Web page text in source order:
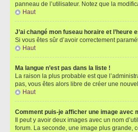
panneau de l’utilisateur. Notez que la
Haut
J’ai changé mon fuseau horaire et l’heure
Si vous êtes sûr d’avoir correctement
Haut
Ma langue n’est pas dans la liste !
La raison la plus probable est que
pas, vous êtes alors libre de créer une
Haut
Comment puis-je afficher une image avec
Il peut y avoir deux images avec un nom
forum. La seconde, une image plus grande,